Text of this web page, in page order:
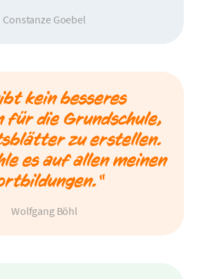
Constanze Goebel
kein besseres
für die Grundschule,
zu erstellen.
es auf allen meinen
Wolfgang Böhl